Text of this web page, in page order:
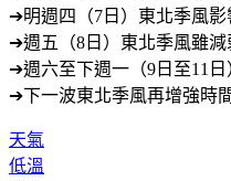
➔明週四（7日）東北季風影
➔週五（8日）東北季風雖
➔週六至下週一（9日至11
➔下一波東北季風再增強時
天氣
低溫